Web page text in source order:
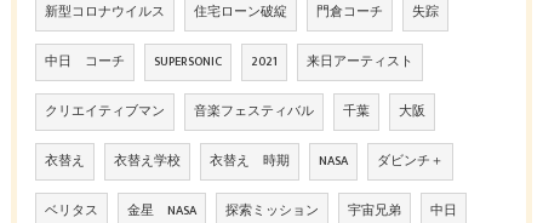
新型コロナウイルス 住宅ローン破綻 門倉コーチ 失踪
中日 コーチ SUPERSONIC 2021 来日アーティスト
クリエイティブマン 音楽フェスティバル 千葉 大阪
衣替え 衣替え学校 衣替え 時期 NASA ダビンチ＋
ベリタス 金星 NASA 探索ミッション 宇宙兄弟 中日